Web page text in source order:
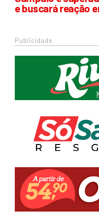
e buscará reação
Publicidade